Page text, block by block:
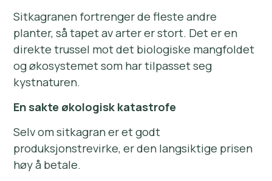
Sitkagranen fortrenger de fleste andre
planter, så tapet av arter er stort. Det er en
direkte trussel mot det biologiske mangfoldet
og økosystemet som har tilpasset seg
kystnaturen.
En sakte økologisk katastrofe
Selv om sitkagran er et godt
produksjonstrevirke, er den langsiktige prisen
høy å betale.